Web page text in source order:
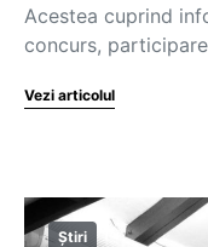
Acestea cuprind
concurs,
Vezi articolul
Știri